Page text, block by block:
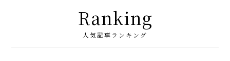
Ranking
人気記事ランキング